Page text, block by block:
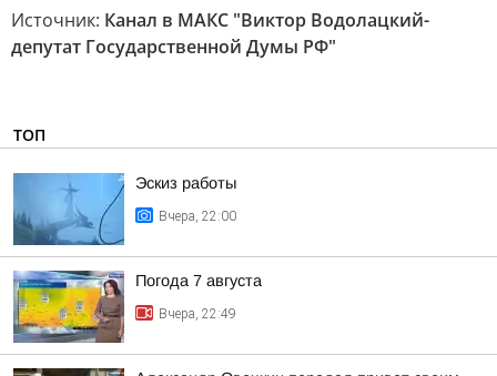
Источник: Канал в МАКС "Виктор Водолацкий-
депутат Государственной Думы РФ"
ТОП
Эскиз работы
Вчера, 22:00
Погода 7 августа
Вчера, 22:49